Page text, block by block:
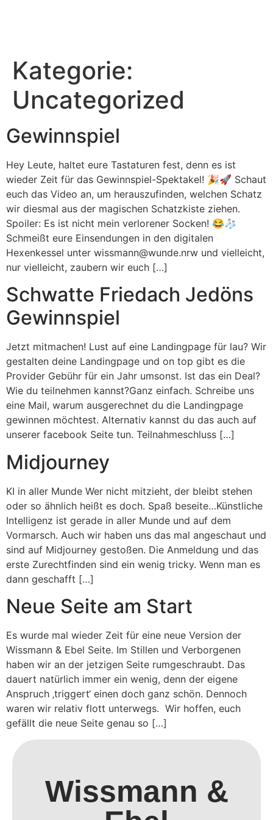
Kategorie:
Uncategorized
Gewinnspiel
Hey Leute, haltet eure Tastaturen fest, denn es ist
wieder Zeit für das Gewinnspiel-Spektakel! 🎉🚀 Schaut
euch das Video an, um herauszufinden, welchen Schatz
wir diesmal aus der magischen Schatzkiste ziehen.
Spoiler: Es ist nicht mein verlorener Socken! 😂🧦
Schmeißt eure Einsendungen in den digitalen
Hexenkessel unter wissmann@wunde.nrw und vielleicht,
nur vielleicht, zaubern wir euch […]
Schwatte Friedach Jedöns
Gewinnspiel
Jetzt mitmachen! Lust auf eine Landingpage für lau? Wir
gestalten deine Landingpage und on top gibt es die
Provider Gebühr für ein Jahr umsonst. Ist das ein Deal?
Wie du teilnehmen kannst?Ganz einfach. Schreibe uns
eine Mail, warum ausgerechnet du die Landingpage
gewinnen möchtest. Alternativ kannst du das auch auf
unserer facebook Seite tun. Teilnahmeschluss […]
Midjourney
KI in aller Munde Wer nicht mitzieht, der bleibt stehen
oder so ähnlich heißt es doch. Spaß beseite…Künstliche
Intelligenz ist gerade in aller Munde und auf dem
Vormarsch. Auch wir haben uns das mal angeschaut und
sind auf Midjourney gestoßen. Die Anmeldung und das
erste Zurechtfinden sind ein wenig tricky. Wenn man es
dann geschafft […]
Neue Seite am Start
Es wurde mal wieder Zeit für eine neue Version der
Wissmann & Ebel Seite. Im Stillen und Verborgenen
haben wir an der jetzigen Seite rumgeschraubt. Das
dauert natürlich immer ein wenig, denn der eigene
Anspruch ‚triggert‘ einen doch ganz schön. Dennoch
waren wir relativ flott unterwegs. Wir hoffen, euch
gefällt die neue Seite genau so […]
Wissmann &